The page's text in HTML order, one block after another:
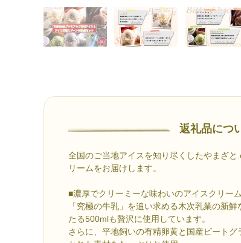
返礼品につ
全国のご当地アイスを知り尽くしたやまざ
リームをお届けします。
■濃厚でクリーミーな味わいのアイスクリーム
「究極の牛乳」を追い求める木次乳業の新
たる500mlも贅沢に使用しています。
さらに、平地飼いの有精卵黄と国産ビート